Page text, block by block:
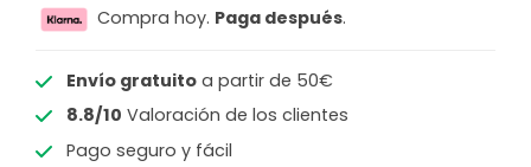
Compra hoy. Paga después.
Envío gratuitoa partir de 50€
8.8/10 Valoración de los clientes
Pago seguro y fácil